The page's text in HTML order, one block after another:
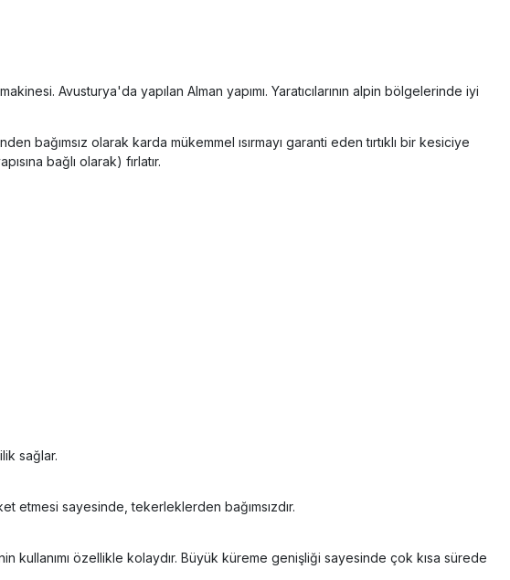
Avusturya'da yapılan Alman yapımı. Yaratıcılarının alpin bölgelerinde iyi
bağımsız olarak karda mükemmel ısırmayı garanti eden tırtıklı bir kesiciye
bağlı olarak) fırlatır.
sağlar.
etmesi sayesinde, tekerleklerden bağımsızdır.
kullanımı özellikle kolaydır. Büyük küreme genişliği sayesinde çok kısa sürede